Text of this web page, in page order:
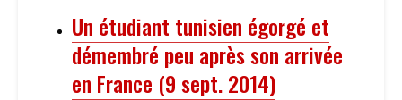
Un étudiant tunisien égorgé et
démembré peu après son arrivée
en France (9 sept. 2014)